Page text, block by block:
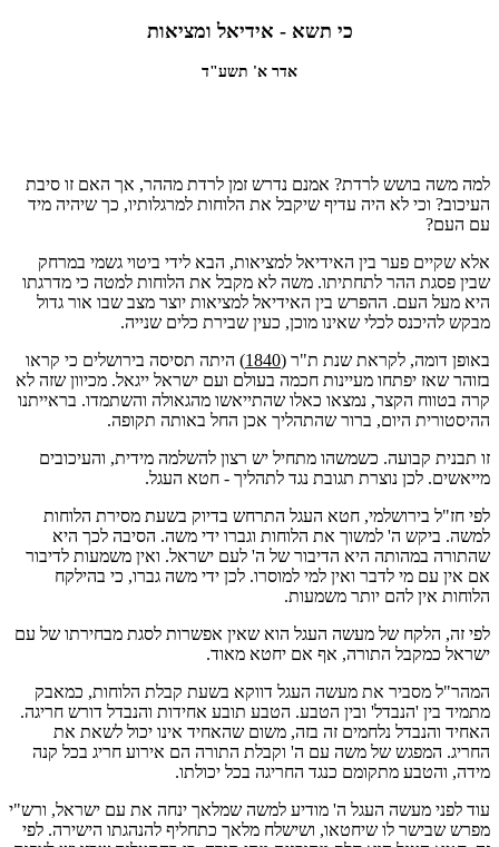
כי תשא - אידיאל ומציאות
אדר א' תשע"ד
למה משה בושש לרדת? אמנם נדרש זמן לרדת מההר, אך האם זו סיבת
העיכוב? וכי לא היה עדיף שיקבל את הלוחות למרגלותיו, כך שיהיה מיד
עם העם?
אלא שקיים פער בין האידיאל למציאות, הבא לידי ביטוי גשמי במרחק
שבין פסגת ההר לתחתיתו. משה לא מקבל את הלוחות למטה כי מדרגתו
היא מעל העם. ההפרש בין האידיאל למציאות יוצר מצב שבו אור גדול
מבקש להיכנס לכלי שאינו מוכן, כעין שבירת כלים שנייה.
באופן דומה, לקראת שנת ת"ר (1840)
היתה תסיסה בירושלים כי קראו
בזוהר שאז יפתחו מעיינות חכמה בעולם ועם ישראל ייגאל. מכיוון שזה לא
קרה בטווח הקצר, נמצאו כאלו שהתייאשו מהגאולה והשתמדו. בראייתנו
ההיסטורית היום, ברור שהתהליך אכן החל באותה תקופה.
זו תבנית קבועה. כשמשהו מתחיל יש רצון להשלמה מידית, והעיכובים
מייאשים. לכן נוצרת תגובת נגד לתהליך - חטא העגל.
לפי חז"ל בירושלמי, חטא העגל התרחש בדיוק בשעת מסירת הלוחות
למשה. ביקש ה' למשוך את הלוחות וגברו ידי משה. הסיבה לכך היא
שהתורה במהותה היא הדיבור של ה' לעם ישראל. ואין משמעות לדיבור
אם אין עם מי לדבר ואין למי למוסרו. לכן ידי משה גברו, כי בהילקח
הלוחות אין להם יותר משמעות.
לפי זה, הלקח של מעשה העגל הוא שאין אפשרות לסגת מבחירתו של עם
ישראל כמקבל התורה, אף אם יחטא מאוד.
המהר"ל מסביר את מעשה העגל דווקא בשעת קבלת הלוחות, כמאבק
מתמיד בין 'הנבדל' ובין הטבע. הטבע תובע אחידות והנבדל דורש חריגה.
האחיד והנבדל נלחמים זה בזה, משום שהאחיד אינו יכול לשאת את
החריג. המפגש של משה עם ה' וקבלת התורה הם אירוע חריג בכל קנה
מידה, והטבע מתקומם כנגד החריגה בכל יכולתו.
עוד לפני מעשה העגל ה' מודיע למשה שמלאך ינחה את עם ישראל, ורש"י
מפרש שבישר לו שיחטאו, ושישלח מלאך כתחליף להנהגתו הישירה. לפי